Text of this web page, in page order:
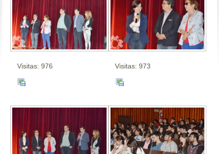
Visitas: 976 Visitas: 973